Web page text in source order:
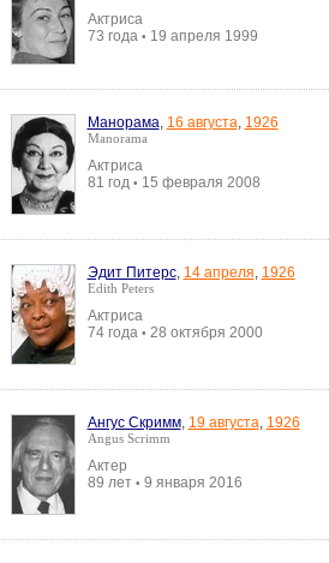
Актриса
73 года • 19 апреля 1999
Манорама, 16 августа, 1926
Manorama
Актриса
81 год • 15 февраля 2008
Эдит Питерс, 14 апреля, 1926
Edith Peters
Актриса
74 года • 28 октября 2000
Ангус Скримм, 19 августа, 1926
Angus Scrimm
Актер
89 лет • 9 января 2016